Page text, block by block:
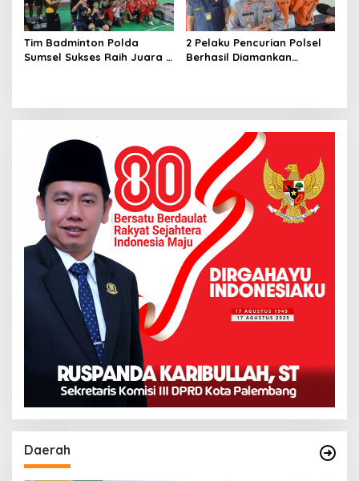
Tim Badminton Polda
Sumsel Sukses Raih Juara 1
2 Pelaku Pencurian Polsel
Berhasil Diamankan
Daerah